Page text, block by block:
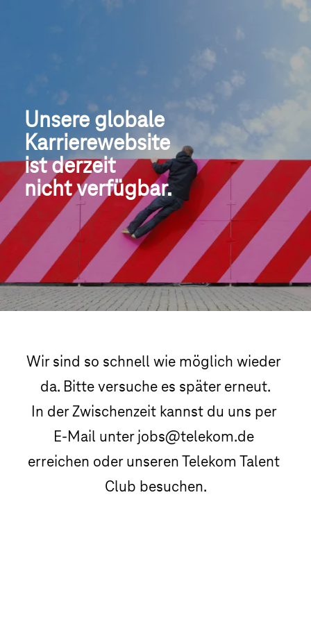
Unsere globale
Karrierewebsite
ist derzeit
nicht verfügbar.
Wir sind so schnell wie möglich wieder
da. Bitte versuche es später erneut.
In der Zwischenzeit kannst du uns per
E-Mail unter jobs@telekom.de
erreichen oder unseren Telekom Talent
Club besuchen.